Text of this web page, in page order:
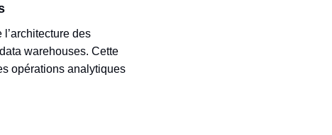
des
warehouses. Cette
opérations analytiques